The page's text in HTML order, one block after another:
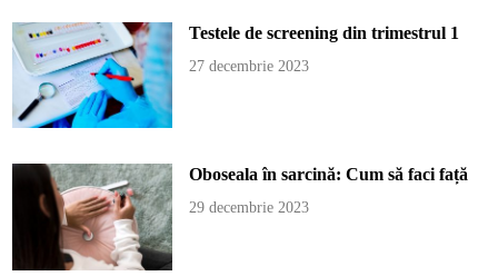
Testele de screening din trimestrul 1
27 decembrie 2023
Oboseala în sarcină: Cum să faci față
29 decembrie 2023